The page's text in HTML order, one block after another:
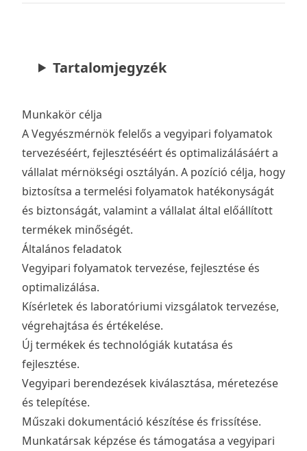
Tartalomjegyzék
Munkakör célja
A Vegyészmérnök felelős a vegyipari folyamatok
tervezéséért, fejlesztéséért és optimalizálásáért a
vállalat mérnökségi osztályán. A pozíció célja, hogy
biztosítsa a termelési folyamatok hatékonyságát
és biztonságát, valamint a vállalat által előállított
termékek minőségét.
Általános feladatok
Vegyipari folyamatok tervezése, fejlesztése és
optimalizálása.
Kísérletek és laboratóriumi vizsgálatok tervezése,
végrehajtása és értékelése.
Új termékek és technológiák kutatása és
fejlesztése.
Vegyipari berendezések kiválasztása, méretezése
és telepítése.
Műszaki dokumentáció készítése és frissítése.
Munkatársak képzése és támogatása a vegyipari